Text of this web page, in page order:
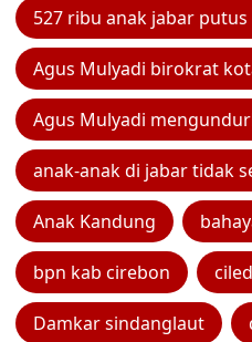
527 ribu anak jabar putus
Agus Mulyadi birokrat
Agus Mulyadi
anak-anak di jabar tidak
Anak Kandung
bpn kab cirebon
Damkar sindanglaut